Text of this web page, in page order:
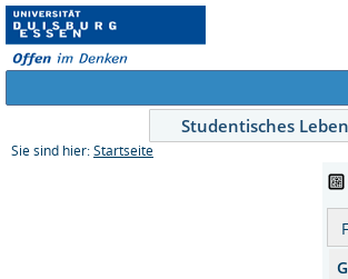
Studentisches Leben
Sie sind hier: Startseite